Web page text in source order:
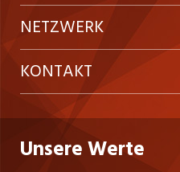
Festanstellungen
Temporäre Jobs
Freelance Jobs
Praktika
Inserieren
Firmen
Personalvermittler
Preise & Leistungen
AGB
Datenschutzerklärung
Nutzungsbedingungen
NETZWERK
westjob.at
nicejob.de
myjob.ch
KONTAKT
CH Media Classifieds AG
Fürstenlandstrasse 122
Unsere Werte